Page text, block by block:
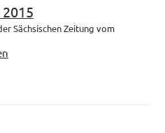
Sächsischen Zeitung vom